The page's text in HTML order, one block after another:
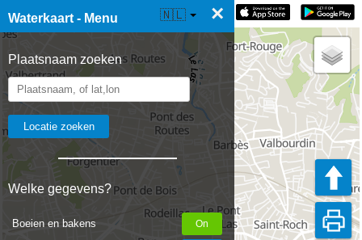
Waterkaart - Menu ×
Plaatsnaam zoeken
Welke gegevens?
Boeien en bakens
☰ Waterkaart Live 🇳🇱